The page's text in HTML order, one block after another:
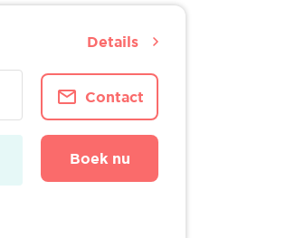
Contact
Boek nu
Details